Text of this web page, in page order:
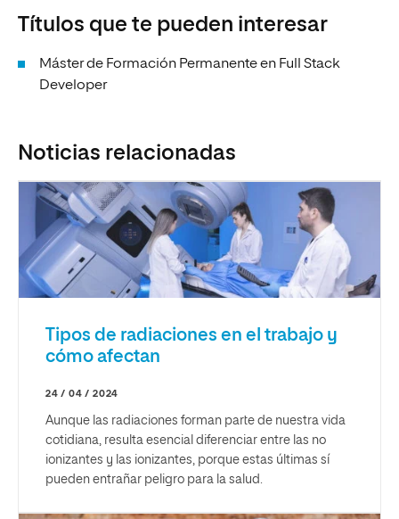
Títulos que te pueden interesar
Máster de Formación Permanente en Full Stack
Developer
Noticias relacionadas
Tipos de radiaciones en el trabajo y
cómo afectan
24 / 04 / 2024
Aunque las radiaciones forman parte de nuestra vida
cotidiana, resulta esencial diferenciar entre las no
ionizantes y las ionizantes, porque estas últimas sí
pueden entrañar peligro para la salud.